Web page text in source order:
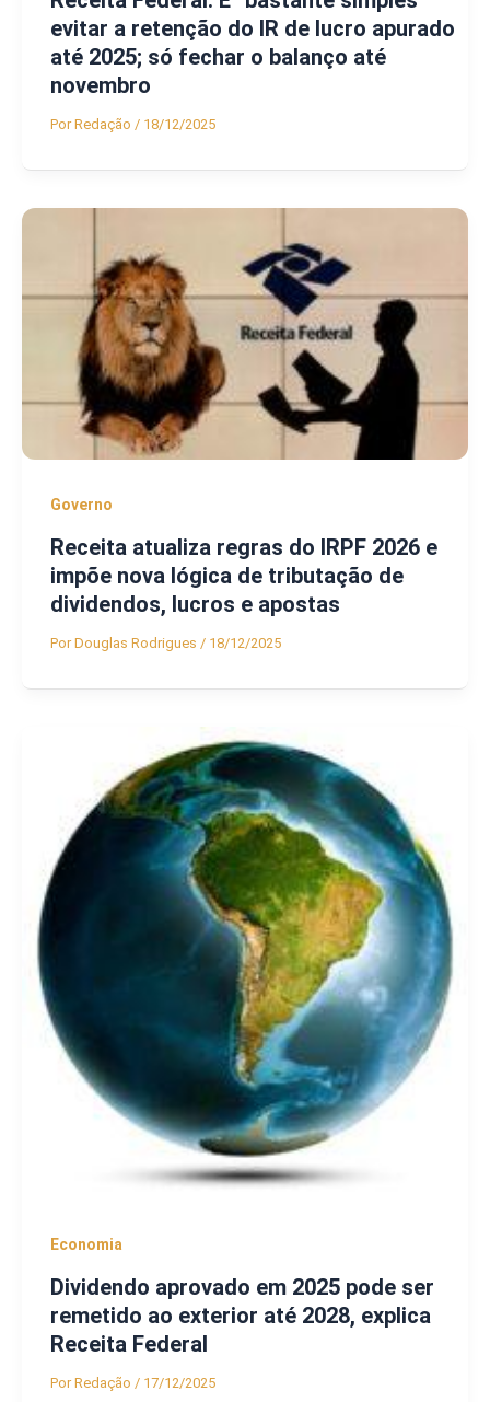
evitar a retenção do IR de lucro apurado
até 2025; só fechar o balanço até
novembro
PorRedação / 18/12/2025
Governo
Receita atualiza regras do IRPF 2026 e
impõe nova lógica de tributação de
dividendos, lucros e apostas
PorDouglas Rodrigues / 18/12/2025
Economia
Dividendo aprovado em 2025 pode ser
remetido ao exterior até 2028, explica
Receita Federal
PorRedação / 17/12/2025